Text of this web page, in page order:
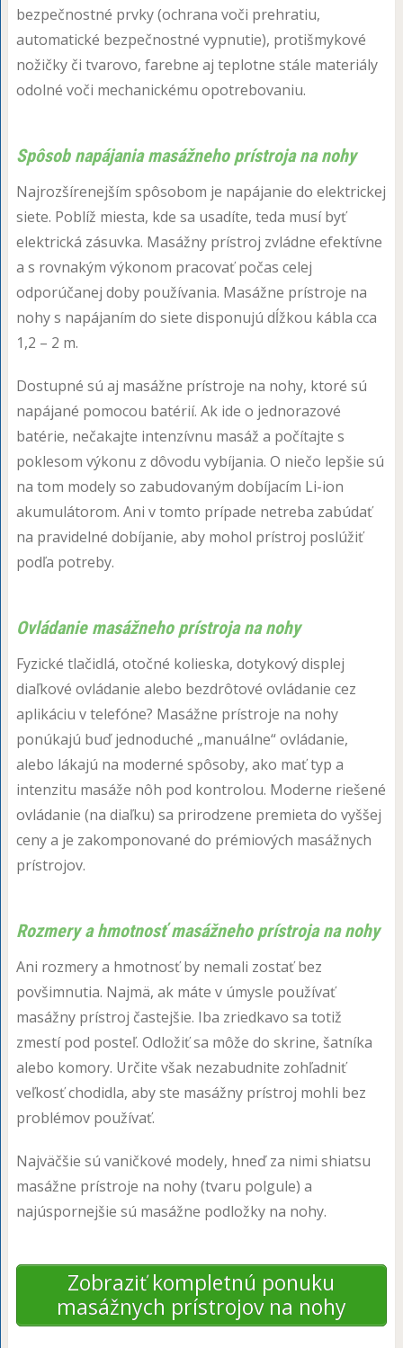
bezpečnostné prvky (ochrana voči prehratiu,
automatické bezpečnostné vypnutie), protišmykové
nožičky či tvarovo, farebne aj teplotne stále materiály
odolné voči mechanickému opotrebovaniu.
Spôsob napájania masážneho prístroja na nohy
Najrozšírenejším spôsobom je napájanie do elektrickej
siete. Poblíž miesta, kde sa usadíte, teda musí byť
elektrická zásuvka. Masážny prístroj zvládne efektívne
a s rovnakým výkonom pracovať počas celej
odporúčanej doby používania. Masážne prístroje na
nohy s napájaním do siete disponujú dĺžkou kábla cca
1,2 – 2 m.
Dostupné sú aj masážne prístroje na nohy, ktoré sú
napájané pomocou batérií. Ak ide o jednorazové
batérie, nečakajte intenzívnu masáž a počítajte s
poklesom výkonu z dôvodu vybíjania. O niečo lepšie sú
na tom modely so zabudovaným dobíjacím Li-ion
akumulátorom. Ani v tomto prípade netreba zabúdať
na pravidelné dobíjanie, aby mohol prístroj poslúžiť
podľa potreby.
Ovládanie masážneho prístroja na nohy
Fyzické tlačidlá, otočné kolieska, dotykový displej
diaľkové ovládanie alebo bezdrôtové ovládanie cez
aplikáciu v telefóne? Masážne prístroje na nohy
ponúkajú buď jednoduché „manuálne“ ovládanie,
alebo lákajú na moderné spôsoby, ako mať typ a
intenzitu masáže nôh pod kontrolou. Moderne riešené
ovládanie (na diaľku) sa prirodzene premieta do vyššej
ceny a je zakomponované do prémiových masážnych
prístrojov.
Rozmery a hmotnosť masážneho prístroja na nohy
Ani rozmery a hmotnosť by nemali zostať bez
povšimnutia. Najmä, ak máte v úmysle používať
masážny prístroj častejšie. Iba zriedkavo sa totiž
zmestí pod posteľ. Odložiť sa môže do skrine, šatníka
alebo komory. Určite však nezabudnite zohľadniť
veľkosť chodidla, aby ste masážny prístroj mohli bez
problémov používať.
Najväčšie sú vaničkové modely, hneď za nimi shiatsu
masážne prístroje na nohy (tvaru polgule) a
najúspornejšie sú masážne podložky na nohy.
Zobraziť kompletnú ponuku
masážnych prístrojov na nohy